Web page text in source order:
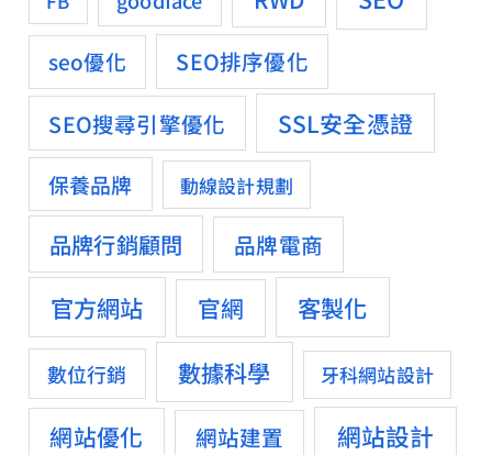
seo優化
SEO排序優化
SEO搜尋引擎優化
SSL安全憑證
保養品牌 動線設計規劃
品牌行銷顧問 品牌電商
官方網站 官網 客製化
數位行銷 數據科學 牙科網站設計
網站優化 網站建置
網站設計